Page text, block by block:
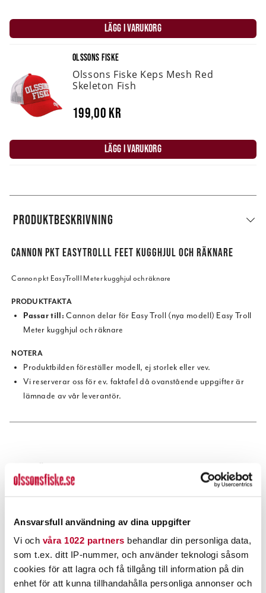
Ansvarsfull användning av dina uppgifter
Vi och våra 1022 partners behandlar din personliga data,
som t.ex. ditt IP-nummer, och använder teknologi såsom
cookies för att lagra och få tillgång till information på din
enhet för att kunna tillhandahålla personliga annonser och
LÄGG I VARUKORG
OLSSONS FISKE
Olssons Fiske Keps Mesh Red
Skeleton Fish
199,00 kr
LÄGG I VARUKORG
PRODUKTBESKRIVNING
CANNON PKT EASYTROLLL FEET KUGGHJUL OCH RÄKNARE
Cannon pkt EasyTrolll Meter kugghjul och räknare
PRODUKTFAKTA
Passar till:Cannon delar för Easy Troll (nya modell) Easy Troll
Meter kugghjul och räknare
NOTERA
Produktbilden föreställer modell, ej storlek eller vev.
Vi reserverar oss för ev. faktafel då ovanstående uppgifter är
lämnade av vår leverantör.
POPULÄRT JUST NU